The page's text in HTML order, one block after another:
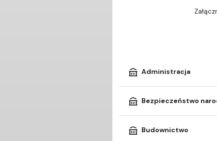
Administracja
Bezpieczeństwo
Budownictwo